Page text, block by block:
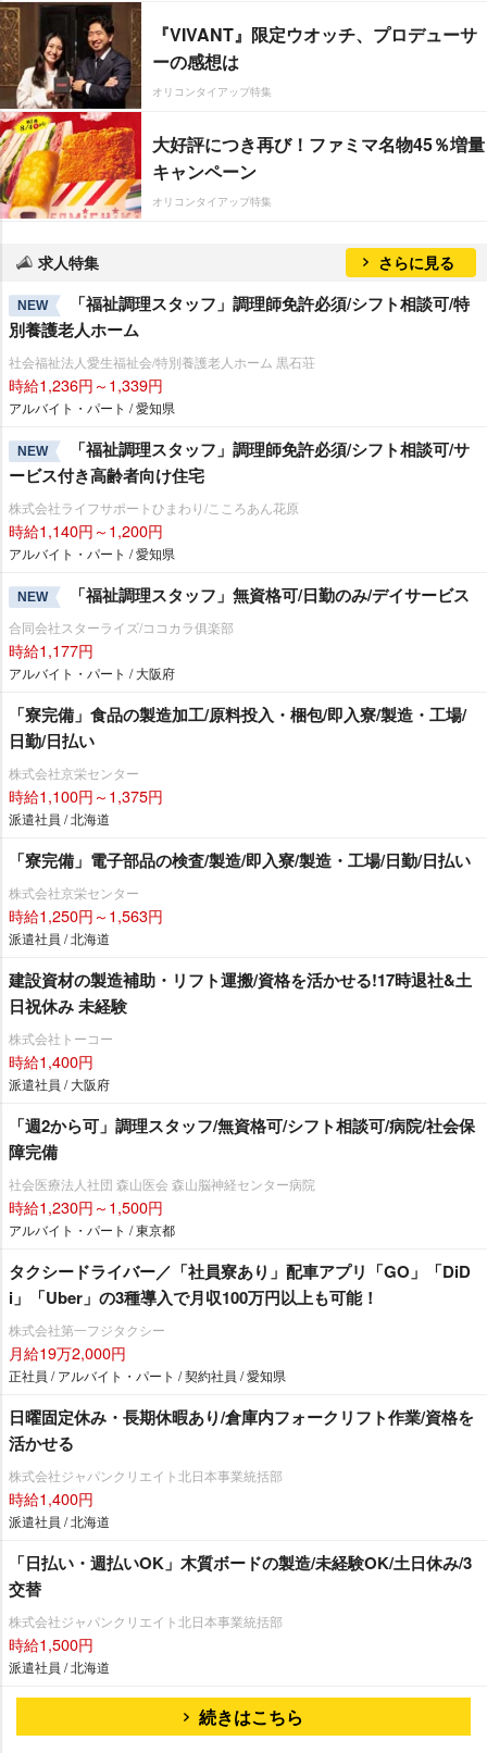
『VIVANT』限定ウオッチ、プロデューサ
ーの感想は
オリコンタイアップ特集
大好評につき再び！ファミマ名物45％増量
キャンペーン
オリコンタイアップ特集
求人特集 さらに見る
NEW
「福祉調理スタッフ」調理師免許必須/シフト相談可/特
別養護老人ホーム
社会福祉法人愛生福祉会/特別養護老人ホーム 黒石荘
時給1,236円～1,339円
アルバイト・パート / 愛知県
NEW
「福祉調理スタッフ」調理師免許必須/シフト相談可/サ
ービス付き高齢者向け住宅
株式会社ライフサポートひまわり/こころあん花原
時給1,140円～1,200円
アルバイト・パート / 愛知県
NEW 「福祉調理スタッフ」無資格可/日勤のみ/デイサービス
合同会社スターライズ/ココカラ俱楽部
時給1,177円
アルバイト・パート / 大阪府
「寮完備」食品の製造加工/原料投入・梱包/即入寮/製造・工場/
日勤/日払い
株式会社京栄センター
時給1,100円～1,375円
派遣社員 / 北海道
「寮完備」電子部品の検査/製造/即入寮/製造・工場/日勤/日払い
株式会社京栄センター
時給1,250円～1,563円
派遣社員 / 北海道
建設資材の製造補助・リフト運搬/資格を活かせる!17時退社&土
日祝休み 未経験
株式会社トーコー
時給1,400円
派遣社員 / 大阪府
「週2から可」調理スタッフ/無資格可/シフト相談可/病院/社会保
障完備
社会医療法人社団 森山医会 森山脳神経センター病院
時給1,230円～1,500円
アルバイト・パート / 東京都
タクシードライバー／「社員寮あり」配車アプリ「GO」「DiD
i」「Uber」の3種導入で月収100万円以上も可能！
株式会社第一フジタクシー
月給19万2,000円
正社員 / アルバイト・パート / 契約社員 / 愛知県
日曜固定休み・長期休暇あり/倉庫内フォークリフト作業/資格を
活かせる
株式会社ジャパンクリエイト北日本事業統括部
時給1,400円
派遣社員 / 北海道
「日払い・週払いOK」木質ボードの製造/未経験OK/土日休み/3
交替
株式会社ジャパンクリエイト北日本事業統括部
時給1,500円
派遣社員 / 北海道
続きはこちら